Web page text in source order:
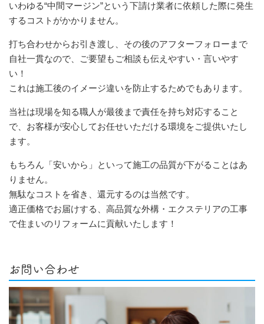
いわゆる“中間マージン”という下請け業者に依頼した際に発生
するコストがかかりません。
打ち合わせからお引き渡し、その後のアフターフォローまで
自社一貫なので、ご要望もご相談も伝えやすい・言いやす
い！
これは施工後のイメージ違いを防止するためでもあります。
当社は現場を知る職人が最後まで責任を持ち対応すること
で、お客様が安心してお任せいただける環境をご提供いたし
ます。
もちろん「安いから」といって施工の品質が下がることはあ
りません。
無駄なコストを省き、還元するのは当然です。
適正価格でお届けする、高品質な外構・エクステリアの工事
で住まいのリフォームに貢献いたします！
お問い合わせ